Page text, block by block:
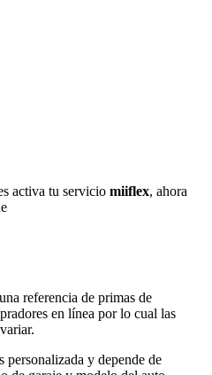
activa tu servicio miiflex, ahora
referencia de primas de
en línea por lo cual las
personalizada y depende de